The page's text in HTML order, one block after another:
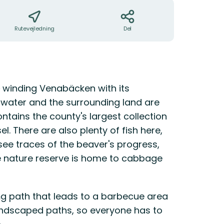
Rutevejledning Del
Venabäcken with its
and the surrounding land are
the county's largest collection
There are also plenty of fish here,
traces of the beaver's progress,
nature reserve is home to cabbage
path that leads to a barbecue area
paths, so everyone has to